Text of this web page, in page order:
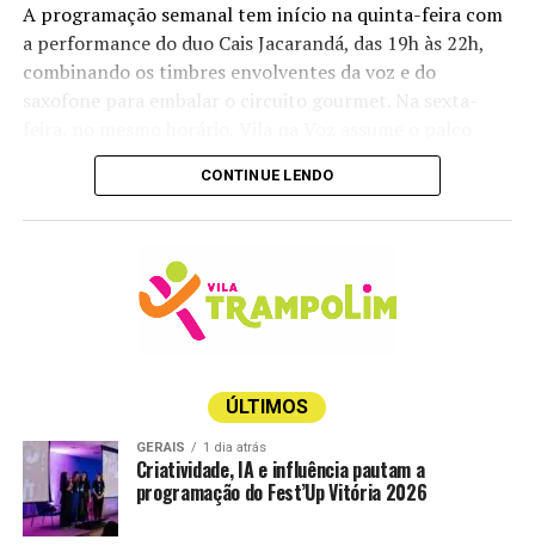
Informações:@booaproducoes.
A programação semanal tem início na quinta-feira com
a performance do duo Cais Jacarandá, das 19h às 22h,
combinando os timbres envolventes da voz e do
saxofone para embalar o circuito gourmet. Na sexta-
trazendo experiências em muitos ritmos e estilos, desde
o reggae até o rock e o blues.
performarem com o melhor da bossa nova e da MPB.
Encerrando a agenda, no domingo, o músico Pelissari
comanda a trilha sonora da tarde com hits do pop rock
Vale lembrar que o polo gastronômico da mostra é de
acesso gratuito, sem a necessidade de aquisição de
ingresso. Mas caso você queira aproveitar a viagem e
curtir um pouco mais do universo da arquitetura e
decoração, os ingressos
CONTINUE LENDO
ÚLTIMOS
GERAIS 1 dia atrás
Criatividade, IA e influência pautam a
programação do Fest’Up Vitória 2026